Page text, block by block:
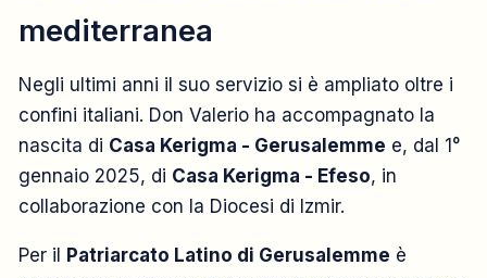
mediterranea
Negli ultimi anni il suo servizio si è ampliato oltre i
confini italiani. Don Valerio ha accompagnato la
nascita di Casa Kerigma - Gerusalemme e, dal 1°
gennaio 2025, di Casa Kerigma - Efeso, in
collaborazione con la Diocesi di Izmir.
Per il Patriarcato Latino di Gerusalemme è